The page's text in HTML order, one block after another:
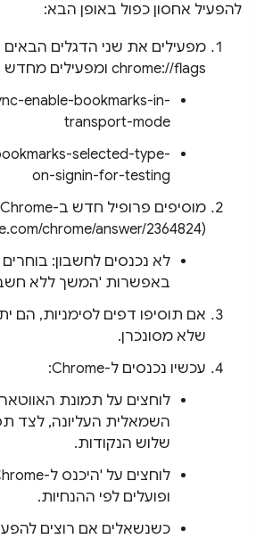
להפעיל אחסון כפול באופן הבא:
מפעילים את שני הדגלים
chrome://flags ומפעילים מחדש את Chrome
enable-bookmarks-in-
transport-mode
selected-type-
on-signin-for-testing
מוסיפים פרופיל חדש ב-Chrome
chrome/answer/2364824)
לא נכנסים לחשבון: בוחרים
באפשרות 'המשך ללא
אם תוסיפו דפים לסימניות, הם
שלא מסונכרן.
עכשיו נכנסים ל-Chrome:
לוחצים על תמונת
השמאלית העליונה, לצד
שלוש הנקודות.
ופועלים לפי ההנחיות.
כשנשאלים אם רוצים